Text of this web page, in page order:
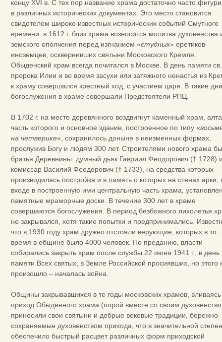
концу XVI в. С тех пор название храма достаточно часто
в различных исторических документах. Это место становится
свидетелем широко известных исторических событий Смутного
времени: в 1612 г. близ храма возносится молитва духовенства
земского ополчения перед изгнанием «студных» еретиков-
иноземцев, осквернивших святыни Московского Кремля.
Обыденский храм всегда почитался в Москве. В день памяти св.
пророка Илии и во время засухи или затяжного ненастья из
к храму совершался крестный ход, с участием царя. В такие дни
богослужения в храме совершали Предстоятели РПЦ.
В 1702 г. на месте деревянного воздвигнут каменный храм,
часть которого и основное здание, построенное по типу «
на четверике», сохранилось доныне в неизменных формах,
прослужив Богу и людям 300 лет. Строителями нового храма
братья Деревнины: думный дьяк Гавриил Феодорович († 1728)
комиссар Василий Феодорович († 1733), на средства которых
производилась постройка и в память о которых на стенах арки,
входе в построенную ими центральную часть храма,
памятные мраморные доски. В течение 300 лет в храме
совершаются богослужения. В период безбожного лихолетья
не закрывался, хотя такие попытки и предпринимались.
что в 1930 году храм дружно отстояли верующие, которых в то
время в общине было 4000 человек. По преданию, власти
собирались закрыть храм после службы 22 июня 1941 г., в день
памяти Всех святых, в Земле Российской просиявших, но этого
произошло – началась война.
Общины закрывавшихся в те годы московских храмов, вливаясь
приход Обыденного храма (порой вместе со своим
приносили свои святыни и добрые вековые традиции, бережно
сохраняемые духовенством прихода, что в значительной
обеспечило быстрый расцвет различных форм приходской